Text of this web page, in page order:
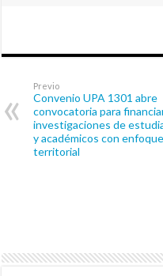
Previo
Convenio UPA 1301 abre
convocatoria para
investigaciones de
y académicos con enfoque
territorial